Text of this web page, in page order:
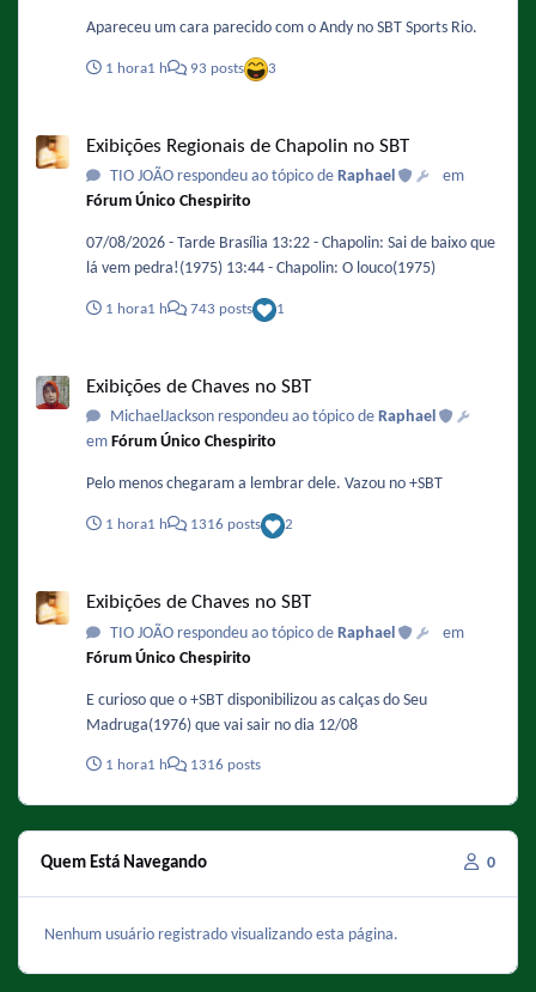
Apareceu um cara parecido com o Andy no SBT Sports Rio.
1 hora1 h 93 posts 3
Exibições Regionais de Chapolin no SBT
TIO JOÃO respondeu ao tópico de Raphael
em
Fórum Único Chespirito
07/08/2026 - Tarde Brasília 13:22 - Chapolin: Sai de baixo que
lá vem pedra!(1975) 13:44 - Chapolin: O louco(1975)
1 hora1 h 743 posts 1
Exibições de Chaves no SBT
MichaelJackson respondeu ao tópico de Raphael
em Fórum Único Chespirito
Pelo menos chegaram a lembrar dele. Vazou no +SBT
1 hora1 h 1316 posts 2
Exibições de Chaves no SBT
TIO JOÃO respondeu ao tópico de Raphael
em
Fórum Único Chespirito
E curioso que o +SBT disponibilizou as calças do Seu
Madruga(1976) que vai sair no dia 12/08
1 hora1 h 1316 posts
Quem Está Navegando 0
Nenhum usuário registrado visualizando esta página.